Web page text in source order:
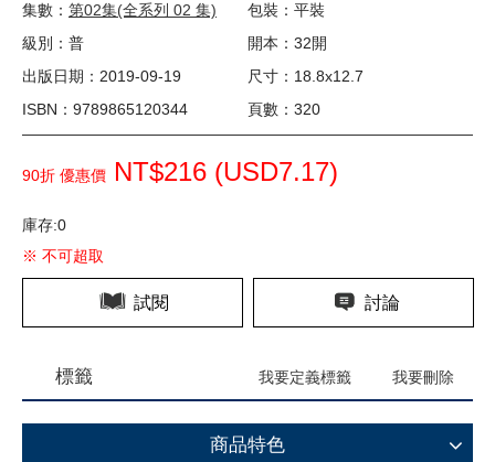
集數： 第02集(全系列 02 集)
包裝：平裝
級別：普
開本：32開
出版日期：2019-09-19
尺寸：18.8x12.7
ISBN：9789865120344
頁數：320
90折 優惠價 NT$216 (USD7.17)
庫存:0
※ 不可超取
試閱 討論
標籤 我要定義標籤 我要刪除
商品特色